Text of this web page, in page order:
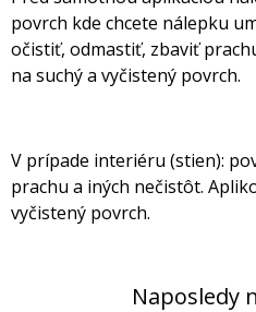
povrch kde chcete nálepku
očistiť, odmastiť, zbaviť
na suchý a vyčistený povrch.
V prípade interiéru (stien):
prachu a iných nečistôt.
vyčistený povrch.
Naposledy